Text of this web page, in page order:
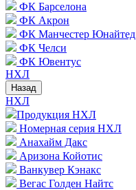
ФК Барселона
ФК Акрон
ФК Манчестер Юнайтед
ФК Челси
ФК Ювентус
НХЛ
Назад
НХЛ
Продукция НХЛ
Номерная серия НХЛ
Анахайм Дакс
Аризона Койотис
Ванкувер Кэнакс
Вегас Голден Найтс